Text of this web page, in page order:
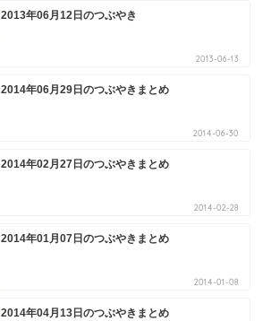
2013年06月12日のつぶやき
2013-06-13
2014年06月29日のつぶやきまとめ
2014-06-30
2014年02月27日のつぶやきまとめ
2014-02-28
2014年01月07日のつぶやきまとめ
2014-01-08
2014年04月13日のつぶやきまとめ